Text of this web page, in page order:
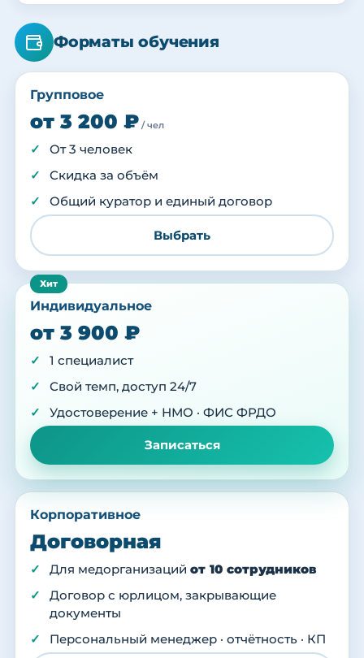
Форматы обучения
Групповое
от 3 200 ₽ / чел
От 3 человек
Скидка за объём
Общий куратор и единый договор
Выбрать
Индивидуальное
от 3 900 ₽
1 специалист
Свой темп, доступ 24/7
Удостоверение + НМО · ФИС ФРДО
Записаться
Корпоративное
Договорная
Для медорганизаций от 10 сотрудников
Договор с юрлицом, закрывающие
документы
Персональный менеджер · отчётность · КП